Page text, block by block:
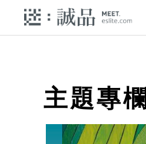
主題專欄